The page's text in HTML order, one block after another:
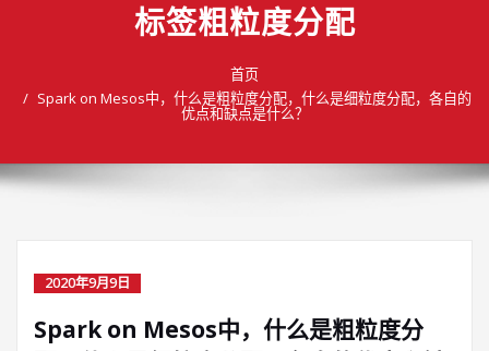
标签粗粒度分配
首页
Spark on Mesos中，什么是粗粒度分配，什么是细粒度分配，各自的
优点和缺点是什么？
2020年9月9日
Spark on Mesos中，什么是粗粒度分